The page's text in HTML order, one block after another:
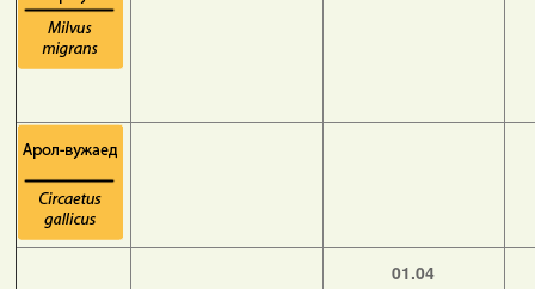
01.04